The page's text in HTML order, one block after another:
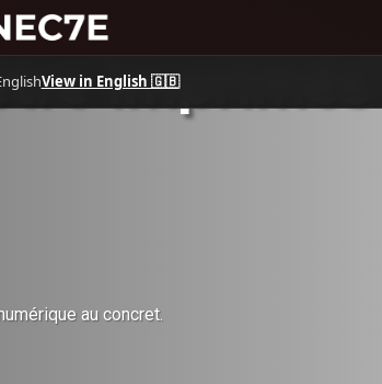
imprimés
au concret.
View in English 🇬🇧